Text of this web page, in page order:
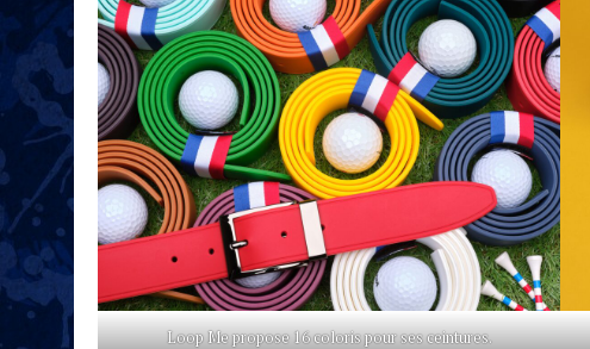
Loop Me propose 16 coloris pour ses ceintures.